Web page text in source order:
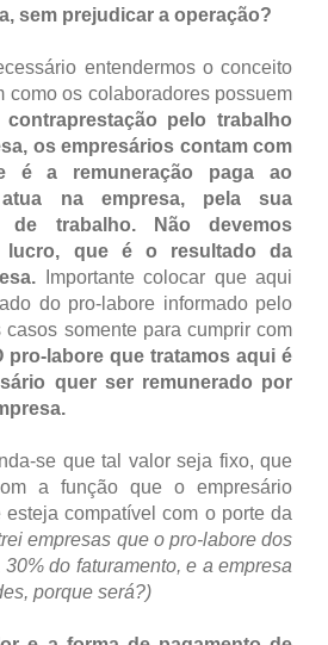
sem prejudicar a operação?
entendermos o conceito
como os colaboradores possuem
pelo trabalho
os empresários contam com
é a remuneração paga ao
na empresa, pela sua
de trabalho.
Não devemos
lucro, que é o resultado da
Importante colocar que aqui
do pro-labore informado pelo
casos somente para cumprir com
pro-labore que tratamos aqui é
quer ser remunerado por
se que tal valor seja fixo, que
a função que o empresário
compatível com o porte da
empresas que o pro-labore dos
do faturamento, e a empresa
porque será?)